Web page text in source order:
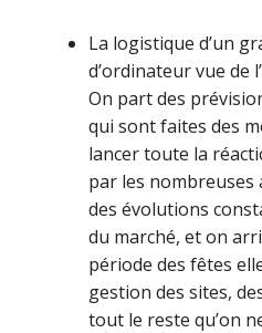
La logistique d’un
d’ordinateur vue de
On part des
qui sont faites des
lancer toute la
par les
des évolutions
du marché, et on
période des fêtes
gestion des sites,
tout le reste qu’on